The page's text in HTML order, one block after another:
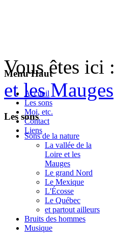
Menu Haut
Accueil
Les sons
Moi, etc.
Contact
Liens
Vous êtes ici :
et les Mauges
Les sons
Sons de la nature
La vallée de la
Loire et les
Mauges
Le grand Nord
Le Mexique
L'Écosse
Le Québec
et partout ailleurs
Bruits des hommes
Musique